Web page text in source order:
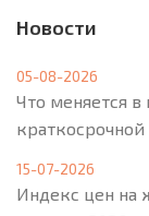
Новости
05-08-2026
Что меняется
15-07-2026
Индекс цен на